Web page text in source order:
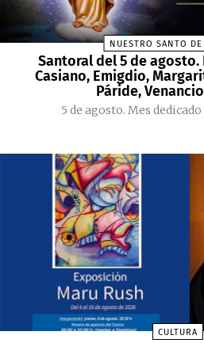
NUESTRO SANTO
Santoral del 5 de agosto.
Casiano, Emigdio,
Páride,
5 de agosto. Mes
CULTURA